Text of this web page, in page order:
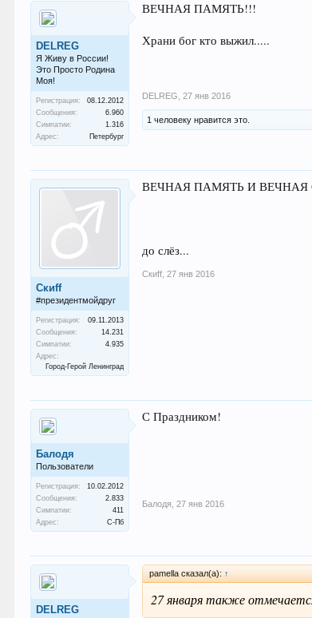
DELREG
Я Живу в России!
Это Просто Родина
Моя!
Регистрация:
08.12.2012
Сообщения:
6.960
Симпатии:
1.316
Адрес:
Петербург
ВЕЧНАЯ ПАМЯТЬ!!!
Храни бог кто выжил.....
DELREG 27 янв 2016
1 человеку нравится это.
Скиff
#президентмойдруг
Регистрация:
09.11.2013
Сообщения:
14.231
Симпатии:
4.935
Адрес:
Город-Герой Ленинград
ВЕЧНАЯ ПАМЯТЬ И ВЕЧНАЯ
до слёз...
Скиff 27 янв 2016
Балодя
Пользователи
Регистрация:
10.02.2012
Сообщения:
2.833
Симпатии:
411
Адрес:
С-Пб
С Праздником!
Балодя 27 янв 2016
DELREG
pamella сказал(а): ↑
27 января также